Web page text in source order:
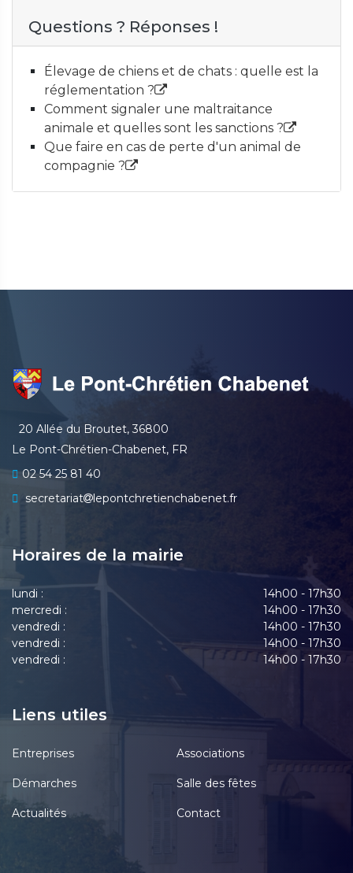
Questions ? Réponses !
Élevage de chiens et de chats : quelle est la
réglementation ?
Comment signaler une maltraitance
animale et quelles sont les sanctions ?
Que faire en cas de perte d'un animal de
compagnie ?
20 Allée du Broutet, 36800
Le Pont-Chrétien-Chabenet, FR
02 54 25 81 40
secretariat
lepontchretienchabenet.fr
Horaires de la mairie
lundi :
14h00 - 17h30
mercredi :
14h00 - 17h30
vendredi :
14h00 - 17h30
vendredi :
14h00 - 17h30
vendredi :
14h00 - 17h30
Liens utiles
Entreprises Associations
Démarches Salle des fêtes
Actualités Contact